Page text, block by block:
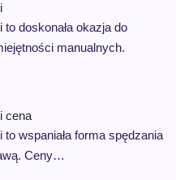
doskonała okazja do
manualnych.
cena
wspaniała forma spędzania
Ceny…